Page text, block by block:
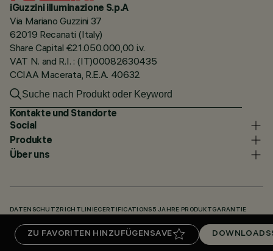
ZU FAVORITEN HINZUFÜGEN SAVE DOWNLOADS
iGuzzini illuminazione S.p.A
Via Mariano Guzzini 37
62019 Recanati (Italy)
Share Capital €21.050.000,00 i.v.
VAT N. and R.I. : (IT)00082630435
CCIAA Macerata, R.E.A. 40632
Kontakte und Standorte
Social
Produkte
Über uns
DATENSCHUTZRICHTLINIECERTIFICATIONS 5 JAHRE PRODUKTGARANTIE
UNSERE CODES KNOWLEDGE BASE (LOGIN REQUIRED) DOWNLOADS